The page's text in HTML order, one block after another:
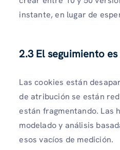
instante, en lugar de
2.3 El seguimiento
Las cookies están
de atribución se están
están fragmentando. Las
modelado y análisis
esos vacíos de medición.